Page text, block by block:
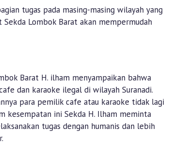
tugas pada masing-masing wilayah yang
Lombok Barat akan mempermudah
Barat H. ilham menyampaikan bahwa
dan karaoke ilegal di wilayah Suranadi.
para pemilik cafe atau karaoke tidak lagi
kesempatan ini Sekda H. Ilham meminta
tugas dengan humanis dan lebih